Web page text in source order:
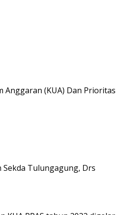
Anggaran (KUA) Dan Prioritas
Sekda Tulungagung, Drs